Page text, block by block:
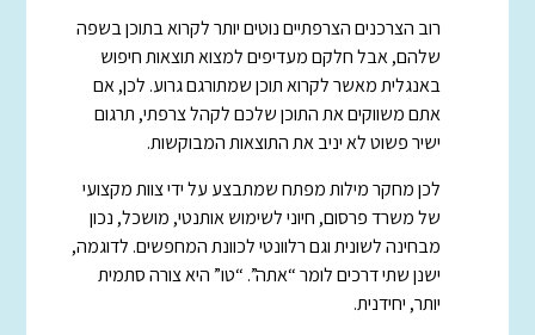
רוב הצרכנים הצרפתיים נוטים יותר לקרוא בתוכן בשפה
שלהם, אבל חלקם מעדיפים למצוא תוצאות חיפוש
באנגלית מאשר לקרוא תוכן שמתורגם גרוע. לכן, אם
אתם משווקים את התוכן שלכם לקהל צרפתי, תרגום
ישיר פשוט לא יניב את התוצאות המבוקשות.
לכן מחקר מילות מפתח שמתבצע על ידי צוות מקצועי
של משרד פרסום, חיוני לשימוש אותנטי, מושכל, נכון
מבחינה לשונית וגם רלוונטי לכוונת המחפשים. לדוגמה,
ישנן שתי דרכים לומר “אתה”. “טו” היא צורה סתמית
יותר, יחידנית.